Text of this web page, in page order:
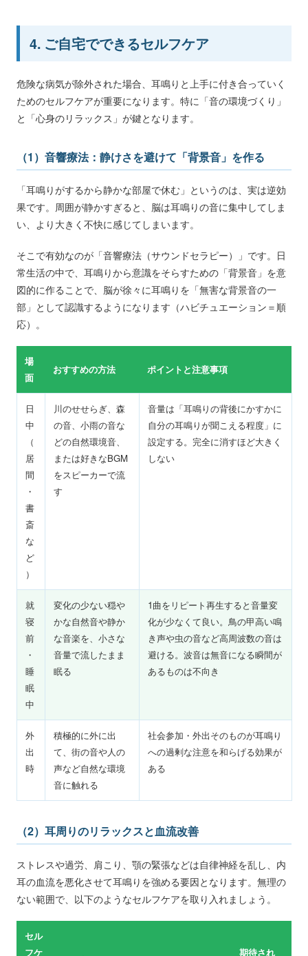
4. ご自宅でできるセルフケア
危険な病気が除外された場合、耳鳴りと上手に付き合っていく
ためのセルフケアが重要になります。特に「音の環境づくり」
と「心身のリラックス」が鍵となります。
（1）音響療法：静けさを避けて「背景音」を作る
「耳鳴りがするから静かな部屋で休む」というのは、実は逆効
果です。周囲が静かすぎると、脳は耳鳴りの音に集中してしま
い、より大きく不快に感じてしまいます。
そこで有効なのが「音響療法（サウンドセラピー）」です。日
常生活の中で、耳鳴りから意識をそらすための「背景音」を意
図的に作ることで、脳が徐々に耳鳴りを「無害な背景音の一
部」として認識するようになります（ハビチュエーション＝順
応）。
場
面
おすすめの方法 ポイントと注意事項
日
中
（
居
間
・
書
斎
な
ど
）
川のせせらぎ、森
の音、小雨の音な
どの自然環境音、
または好きなBGM
をスピーカーで流
す
音量は「耳鳴りの背後にかすかに
自分の耳鳴りが聞こえる程度」に
設定する。完全に消すほど大きく
しない
就
寝
前
・
睡
眠
中
変化の少ない穏や
かな自然音や静か
な音楽を、小さな
音量で流したまま
眠る
1曲をリピート再生すると音量変
化が少なくて良い。鳥の甲高い鳴
き声や虫の音など高周波数の音は
避ける。波音は無音になる瞬間が
あるものは不向き
外
出
時
積極的に外に出
て、街の音や人の
声など自然な環境
音に触れる
社会参加・外出そのものが耳鳴り
への過剰な注意を和らげる効果が
ある
（2）耳周りのリラックスと血流改善
ストレスや過労、肩こり、顎の緊張などは自律神経を乱し、内
耳の血流を悪化させて耳鳴りを強める要因となります。無理の
ない範囲で、以下のようなセルフケアを取り入れましょう。
セル
フケ
期待され